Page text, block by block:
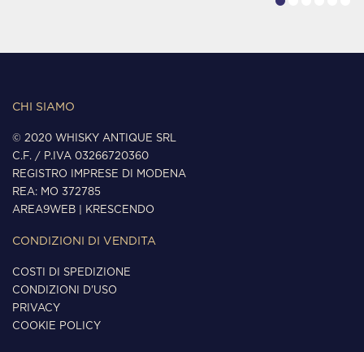
CHI SIAMO
© 2020 WHISKY ANTIQUE SRL
C.F. / P.IVA 03266720360
REGISTRO IMPRESE DI MODENA
REA: MO 372785
AREA9WEB
KRESCENDO
CONDIZIONI DI VENDITA
COSTI DI SPEDIZIONE
CONDIZIONI D'USO
PRIVACY
COOKIE POLICY